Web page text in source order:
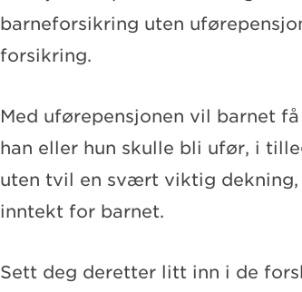
barneforsikring uten
forsikring.
Med uførepensjonen vil barnet
han eller hun skulle bli ufør, i
uten tvil en svært viktig
inntekt for barnet.
Sett deg deretter litt inn i de